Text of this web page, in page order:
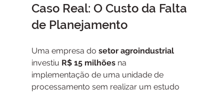
Caso Real: O Custo da Falta
de Planejamento
Uma empresa do setor agroindustrial
investiu R$ 15 milhões na
implementação de uma unidade de
processamento sem realizar um estudo